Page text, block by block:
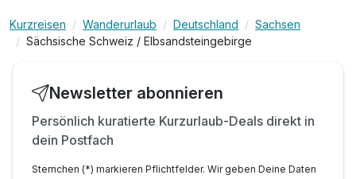
Kurzreisen Wanderurlaub Deutschland
Sachsen
Sächsische Schweiz / Elbsandsteingebirge
Newsletter abonnieren
Persönlich kuratierte Kurzurlaub-Deals direkt in
dein Postfach
Sternchen (*) markieren Pflichtfelder. Wir geben Deine Daten